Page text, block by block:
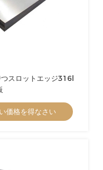
スロットエッジ316l
価格を得なさい